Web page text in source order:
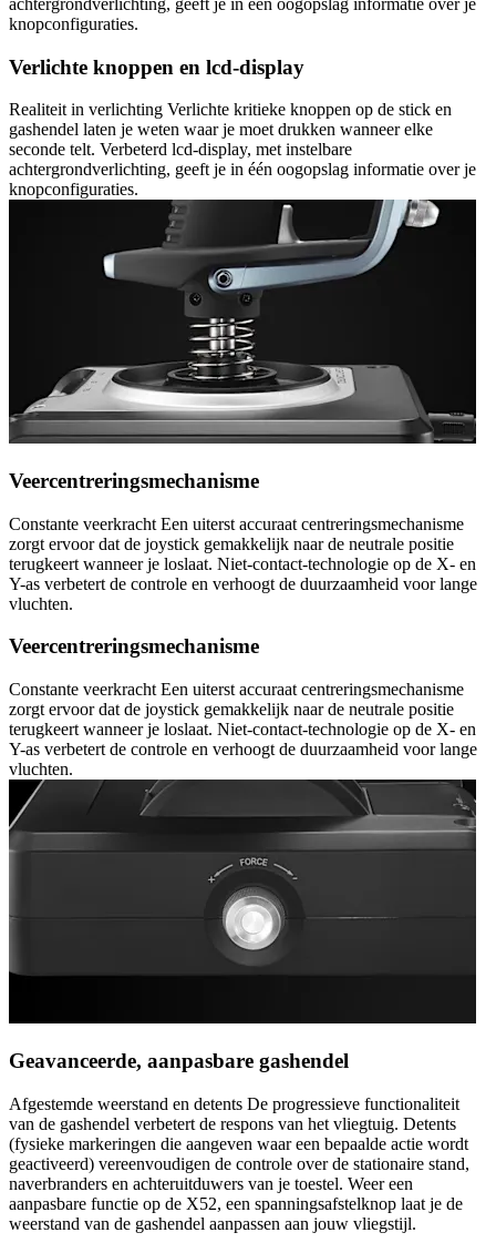
knopconfiguraties.
Verlichte knoppen en lcd-display
Realiteit in verlichting Verlichte kritieke knoppen op de stick en
gashendel laten je weten waar je moet drukken wanneer elke
seconde telt. Verbeterd lcd-display, met instelbare
achtergrondverlichting, geeft je in één oogopslag informatie over je
knopconfiguraties.
Veercentreringsmechanisme
Constante veerkracht Een uiterst accuraat centreringsmechanisme
zorgt ervoor dat de joystick gemakkelijk naar de neutrale positie
terugkeert wanneer je loslaat. Niet-contact-technologie op de X- en
Y-as verbetert de controle en verhoogt de duurzaamheid voor lange
vluchten.
Veercentreringsmechanisme
Constante veerkracht Een uiterst accuraat centreringsmechanisme
zorgt ervoor dat de joystick gemakkelijk naar de neutrale positie
terugkeert wanneer je loslaat. Niet-contact-technologie op de X- en
Y-as verbetert de controle en verhoogt de duurzaamheid voor lange
vluchten.
Geavanceerde, aanpasbare gashendel
Afgestemde weerstand en detents De progressieve functionaliteit
van de gashendel verbetert de respons van het vliegtuig. Detents
(fysieke markeringen die aangeven waar een bepaalde actie wordt
geactiveerd) vereenvoudigen de controle over de stationaire stand,
naverbranders en achteruitduwers van je toestel. Weer een
aanpasbare functie op de X52, een spanningsafstelknop laat je de
weerstand van de gashendel aanpassen aan jouw vliegstijl.